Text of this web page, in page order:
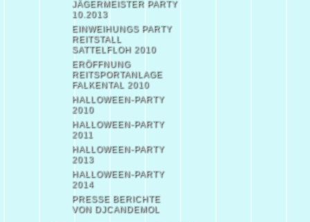
JÄGERMEISTER PARTY
10.2013
EINWEIHUNGS PARTY
REITSTALL
SATTELFLOH 2010
ERÖFFNUNG
REITSPORTANLAGE
FALKENTAL 2010
HALLOWEEN-PARTY
2010
HALLOWEEN-PARTY
2011
HALLOWEEN-PARTY
2013
HALLOWEEN-PARTY
2014
PRESSE BERICHTE
VON DJCANDEMOL